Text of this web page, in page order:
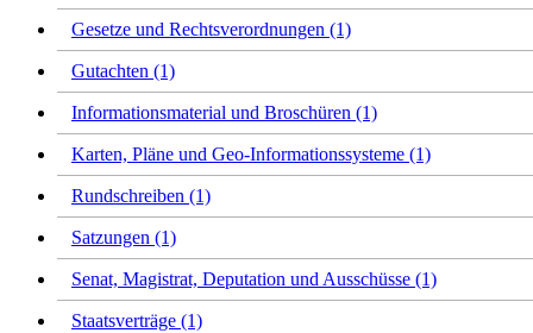
Gesetze und Rechtsverordnungen (1)
Gutachten (1)
Informationsmaterial und Broschüren (1)
Karten, Pläne und Geo-Informationssysteme (1)
Rundschreiben (1)
Satzungen (1)
Senat, Magistrat, Deputation und Ausschüsse (1)
Staatsverträge (1)